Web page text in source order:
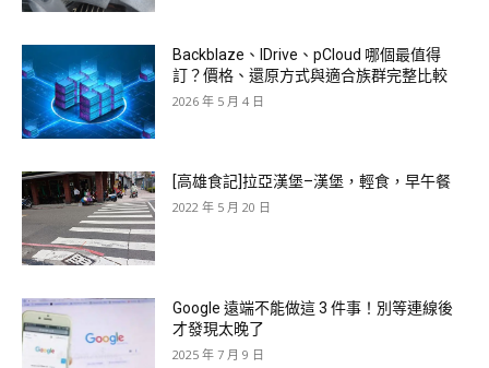
Backblaze、IDrive、pCloud 哪個最值得
訂？價格、還原方式與適合族群完整比較
2026 年 5 月 4 日
[高雄食記]拉亞漢堡–漢堡，輕食，早午餐
2022 年 5 月 20 日
Google 遠端不能做這 3 件事！別等連線後
才發現太晚了
2025 年 7 月 9 日